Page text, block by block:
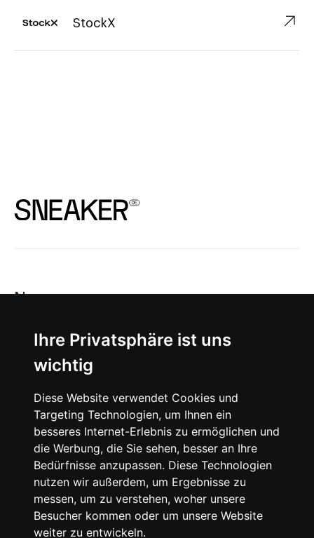
Ihre Privatsphäre ist uns
wichtig
Diese Website verwendet Cookies und
Targeting Technologien, um Ihnen ein
besseres Internet-Erlebnis zu ermöglichen und
die Werbung, die Sie sehen, besser an Ihre
Bedürfnisse anzupassen. Diese Technologien
nutzen wir außerdem, um Ergebnisse zu
messen, um zu verstehen, woher unsere
Besucher kommen oder um unsere Website
weiter zu entwickeln.
StockX ↗︎
News
About
Instagram
Facebook
© 2024 SNEAKERᴰᴱ, All rights reserved.